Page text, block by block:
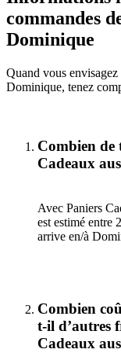
commandes
Dominique
Quand vous
Dominique, tenez
Combien
Cadeaux
Avec Paniers
est estimé entre
arrive en/à
Combien
t-il d’autres
Cadeaux